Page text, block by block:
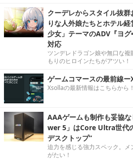
クーデレからスタイル抜
りな人外娘たちとホテル
少女」テーマのADV『ヨ
対応
ツンデレドラゴン娘や無口な
もりのヒロインたちがアツい！
ゲームコマースの最前線
Xsollaの最新情報はこちらから！
AAAゲームも制作も妥協
wer 5」はCore Ultra世代
デスクトップ”
迫力を感じる強力スペック。
がたい！